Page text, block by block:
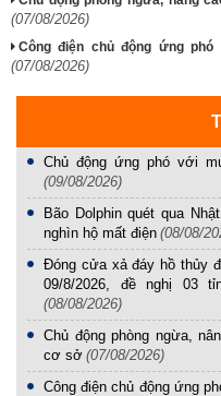
(07/08/2026)
Công điện chủ động ứng
(07/08/2026)
Chủ động ứng phó với
(09/08/2026)
Bão Dolphin quét qua
nghìn hộ mất điện (08/08/
Đóng cửa xả đáy hồ thủy
09/8/2026, đề nghị 03
(08/08/2026)
Chủ động phòng ngừa,
cơ sở (07/08/2026)
Công điện chủ động ứng